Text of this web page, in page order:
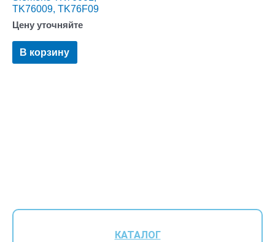
КАТАЛОГ
TK76009, TK76F09
Цену уточняйте
В корзину